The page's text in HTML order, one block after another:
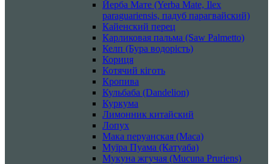
Йерба Мате (Yerba Mate, Ilex
paraguariensis, падуб парагвайский)
Кайенский перец
Карликовая пальма (Saw Palmetto)
Келп (Бура водорість)
Кориця
Котячий кіготь
Кропива
Кульбаба (Dandelion)
Куркума
Лимонник китайский
Лопух
Мака перуанская (Maca)
Муїра Пуама (Катуаба)
Мукуна жгучая (Mucuna Pruriens)